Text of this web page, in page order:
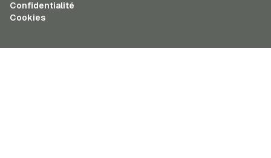
Confidentialité
Cookies